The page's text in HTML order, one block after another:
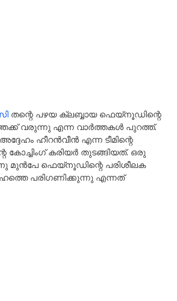
തന്റെ പഴയ ക്ലബ്ബായ ഫെയ്‌നൂഡിന്റെ
വരുന്നു എന്ന വാർത്തകൾ പുറത്ത്.
ഹീറൻവീൻ എന്ന ടീമിന്റെ
കോച്ചിംഗ് കരിയർ തുടങ്ങിയത്. ഒരു
മുൻപേ ഫെയ്‌നൂഡിന്റെ പരിശീലക
പരിഗണിക്കുന്നു എന്നത്